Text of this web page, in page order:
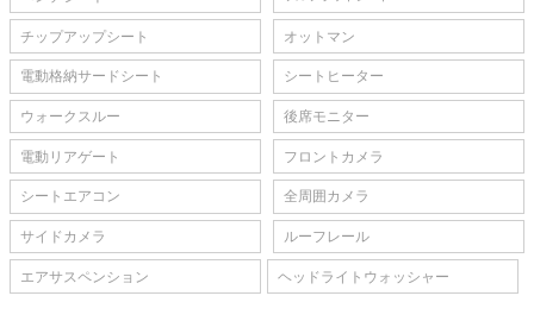
チップアップシート オットマン
電動格納サードシート シートヒーター
ウォークスルー 後席モニター
電動リアゲート フロントカメラ
シートエアコン 全周囲カメラ
サイドカメラ ルーフレール
エアサスペンション ヘッドライトウォッシャー